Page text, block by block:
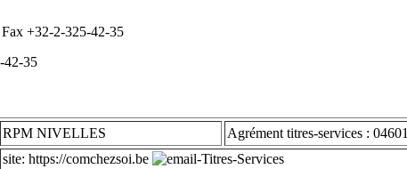
Fax +32-2-325-42-35
42-35
RPM NIVELLES
Agrément titres-services : 04601
site: https://comchezsoi.be